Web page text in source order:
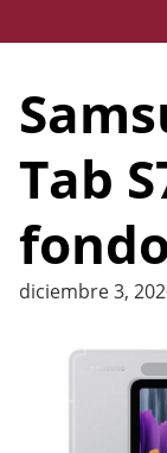
al
Tab
diciembre 3,